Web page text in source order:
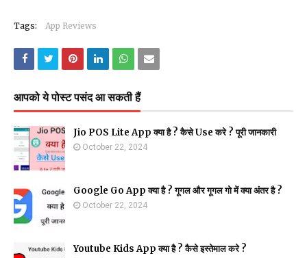
Tags: App Reviews
आपको ये पोस्ट पसंद आ सकती हैं
Jio POS Lite App क्या है ? कैसे Use करे ? पूरी जानकारी
October 22, 2024
Google Go App क्या है ? गूगल और गूगल गो में क्या अंतर है ?
October 22, 2024
Youtube Kids App क्या है ? कैसे इस्तेमाल करे ?